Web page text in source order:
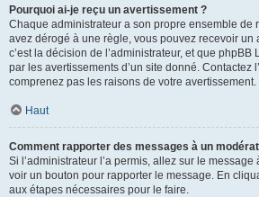
Pourquoi ai-je reçu un avertissement ?
Chaque administrateur a son propre ensemble de
avez dérogé à une règle, vous pouvez recevoir un
c’est la décision de l’administrateur, et que phpBB
par les avertissements d’un site donné. Contactez
comprenez pas les raisons de votre avertissement.
Haut
Comment rapporter des messages à un
Si l’administrateur l’a permis, allez sur le
voir un bouton pour rapporter le message. En
aux étapes nécessaires pour le faire.